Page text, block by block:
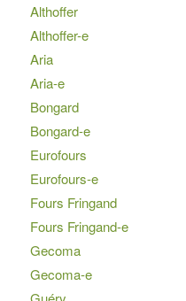
Althoffer
Althoffer-e
Aria
Aria-e
Bongard
Bongard-e
Eurofours
Eurofours-e
Fours Fringand
Fours Fringand-e
Gecoma
Gecoma-e